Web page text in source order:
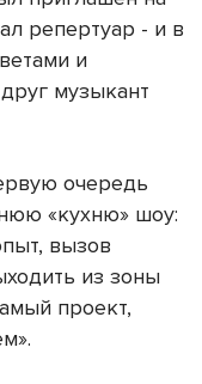
репертуар - и в
и
музыкант
очередь
«кухню» шоу:
вызов
из зоны
проект,